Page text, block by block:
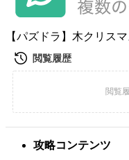
【パズドラ】木クリス
攻略コンテンツ